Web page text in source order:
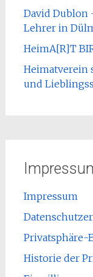
David Dublon
Lehrer in
HeimA[R]T
Heimatverein
und
Impressum
Privatsphäre-
Historie der